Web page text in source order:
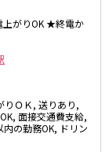
がりOK ★終電か
りＯＫ, 送りあり,
面接交通費支給,
の勤務OK, ドリン